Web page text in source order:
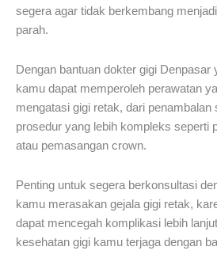
segera agar tidak berkembang
parah.
Dengan bantuan dokter gigi Denpasar
kamu dapat memperoleh perawatan
mengatasi gigi retak, dari penambalan
prosedur yang lebih kompleks seperti
atau pemasangan crown.
Penting untuk segera berkonsultasi
kamu merasakan gejala gigi retak,
dapat mencegah komplikasi lebih
kesehatan gigi kamu terjaga dengan